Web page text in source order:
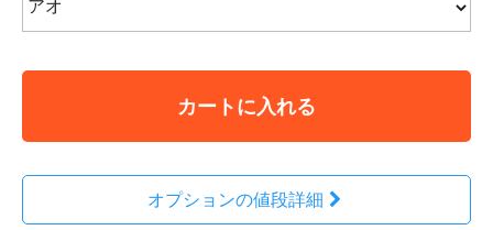
カートに入れる
オプションの値段詳細